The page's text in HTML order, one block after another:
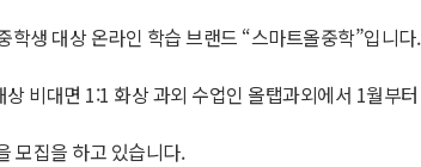
학생 대상 온라인 학습 브랜드 “스마트올중학”입니다.
비대면 1:1 화상 과외 수업인 올탭과외에서 1월부터
모집을 하고 있습니다.